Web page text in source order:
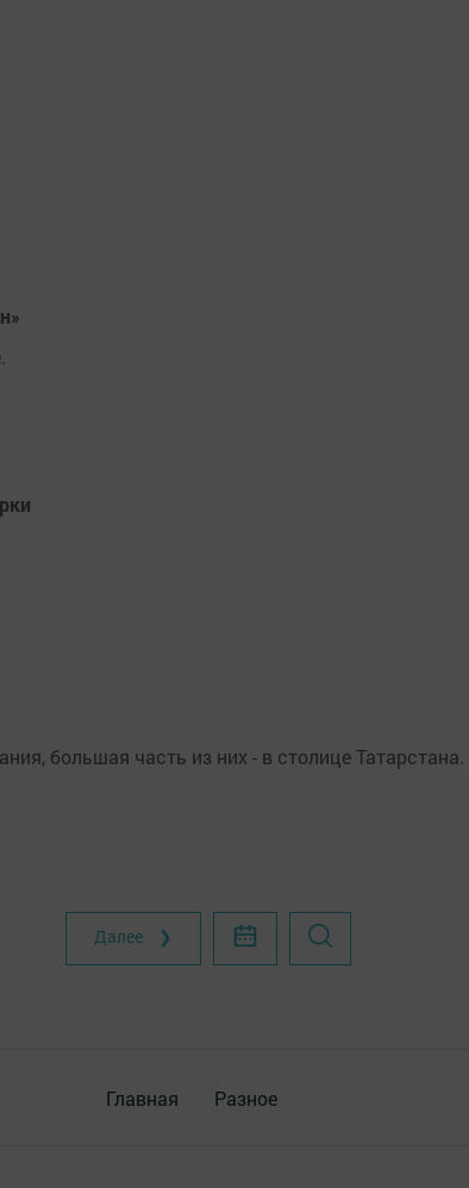
большая часть из них - в столице Татарстана.
Далее ❯
Главная Разное